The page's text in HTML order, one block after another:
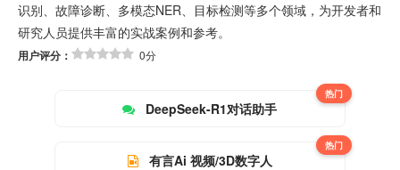
识别、故障诊断、多模态NER、目标检测等多个领域，为开发者和
研究人员提供丰富的实战案例和参考。
用户评分： 0分
DeepSeek-R1对话助手
热门
有言Ai 视频/3D数字人
热门